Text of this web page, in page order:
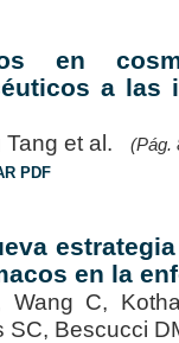
en
a las
Tang et al. (Pág.
PDF
en la
Wang C,
SC, Bescucci